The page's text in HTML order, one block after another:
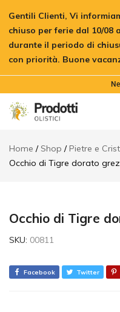
Gentili Clienti, Vi
chiuso per ferie dal 10/08
durante il periodo di
con priorità. Buone
Home Shop Pietre e
Occhio di Tigre dorato
Occhio di Tigre
SKU: 00811
Facebook Twitter
Occhio di
Tigre
dorato
grezzo
Descrizione